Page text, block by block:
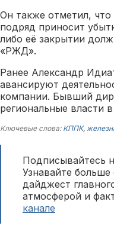
Он также отметил, что
подряд приносит
либо её закрытии
«РЖД».
Ранее Александр
авансируют
компании. Бывший
региональные власти
Ключевые слова: КППК,
Подписывайтесь
Узнавайте
дайджест
атмосферой и
канале